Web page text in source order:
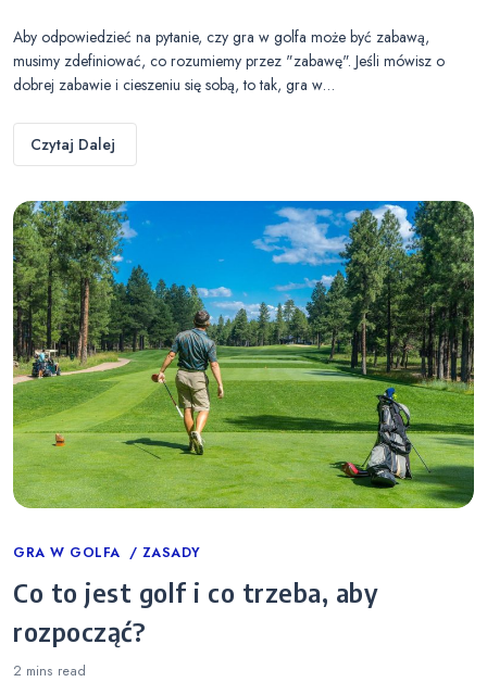
Aby odpowiedzieć na pytanie, czy gra w golfa może być zabawą,
musimy zdefiniować, co rozumiemy przez "zabawę". Jeśli mówisz o
dobrej zabawie i cieszeniu się sobą, to tak, gra w…
Czytaj Dalej
Categories
GRA W GOLFA ZASADY
Co to jest golf i co trzeba, aby
rozpocząć?
2 mins read